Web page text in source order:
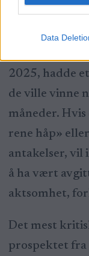
Data
– Når utfallet
flyttes
2025, hadde
de ville vinne
måneder.
rene håp»
antakelser, vil
å ha vært
aktsomhet,
Det mest
prospektet